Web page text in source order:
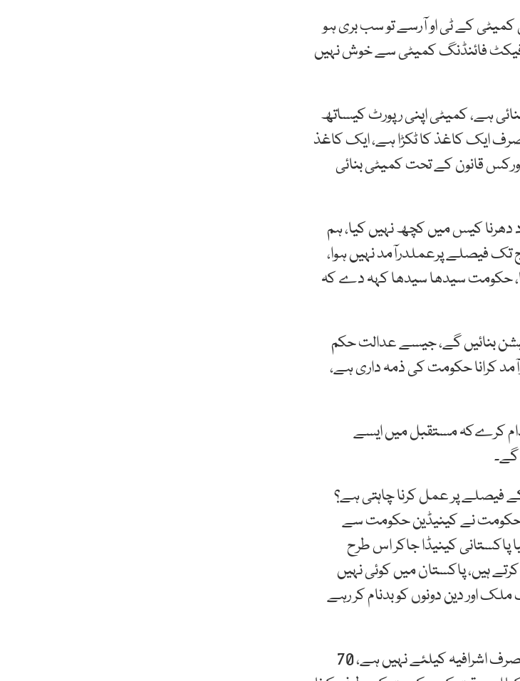
کے ٹی او آرسے تو سب بری ہو
فیکٹ فائنڈنگ کمیٹی سے خوش نہیں
ہے، کمیٹی اپنی رپورٹ کیساتھ
ایک کاغذ کا ٹکڑا ہے، ایک کاغذ
قانون کے تحت کمیٹی بنائی
کیس میں کچھ نہیں کیا، ہم
آباد دھرنے کا ماسٹرمائنڈ کون تھا؟ 6 فروری 2019 سے آج تک فیصلے پرعملدرآمد نہیں ہوا،
حکومت سیدھا سیدھا کہہ دے کہ
بنائیں گے، جیسے عدالت حکم
کرانا حکومت کی ذمہ داری ہے،
کرےکہ مستقبل میں ایسے
گے۔
فیصلے پر عمل کرنا چاہتی ہے؟
حکومت نے کینیڈین حکومت سے
پاکستانی کینیڈا جاکر اس طرح
ہیں، پاکستان میں کوئی نہیں
اور دین دونوں کو بدنام کر رہے
چیف جسٹس پاکستان نےکہا کسی کو اس ملک کی پرواہ نہیں ہے، یہ ملک صرف اشرافیہ کیلئے نہیں ہے، 70